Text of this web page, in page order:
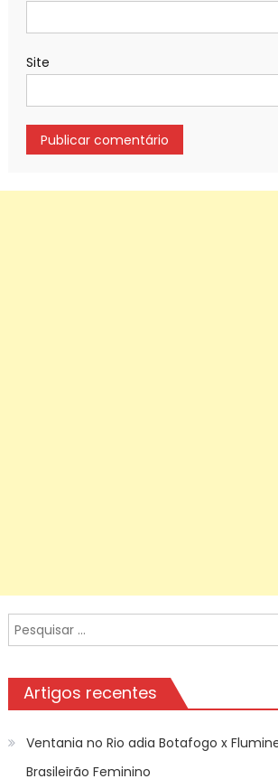
Site
Pesquisar
por:
Artigos recentes
Ventania no Rio adia Botafogo x
Brasileirão Feminino